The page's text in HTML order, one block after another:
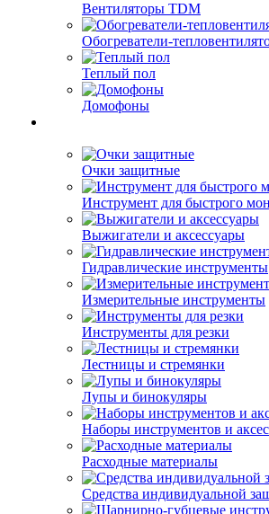
Вентиляторы TDM
Обогреватели-
Теплый пол
Домофоны
Очки защитные
Инструмент для быстрого
Выжигатели и аксессуары
Гидравлические инструменты
Измерительные инструменты
Инструменты для резки
Лестницы и стремянки
Лупы и бинокуляры
Наборы инструментов и
Расходные материалы
Средства индивидуальной